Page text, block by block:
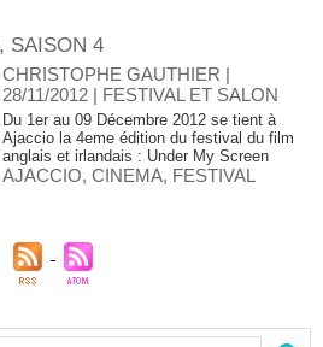
SAISON 4
CHRISTOPHE GAUTHIER |
28/11/2012 | FESTIVAL ET SALON
Du 1er au 09 Décembre 2012 se tient à
Ajaccio la 4eme édition du festival du film
anglais et irlandais : Under My Screen
AJACCIO,CINEMA, FESTIVAL